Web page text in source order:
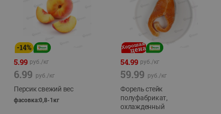
-14%
5.99 руб./кг
6.99 руб./кг
Персик свежий вес
фасовка:0,8-1кг
54.99 руб./кг
59.99 руб./кг
Форель стейк
полуфабрикат,
охлажденный